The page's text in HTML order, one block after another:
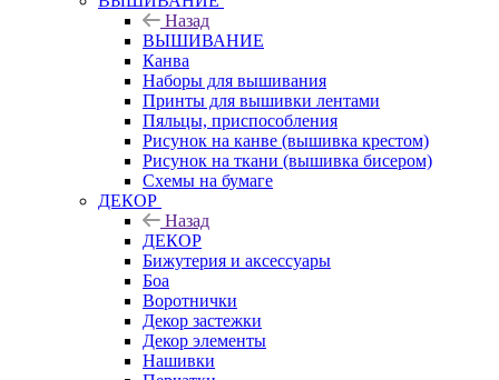
Назад
ВЫШИВАНИЕ
Канва
Наборы для вышивания
Принты для вышивки лентами
Пяльцы, приспособления
Рисунок на канве (вышивка крестом)
Рисунок на ткани (вышивка бисером)
Схемы на бумаге
ДЕКОР
Назад
ДЕКОР
Бижутерия и аксессуары
Боа
Воротнички
Декор застежки
Декор элементы
Нашивки